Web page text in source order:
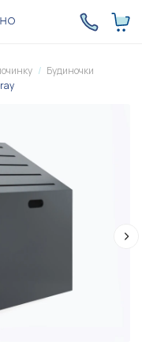
Будиночки